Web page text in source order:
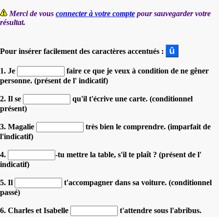
Merci de vous connecter à votre compte pour sauvegarder votre
résultat.
Pour insérer facilement des caractères accentués :
1. Je
faire ce que je veux à condition de ne gêner
personne. (présent de l' indicatif)
2. Il se
qu'il t'écrive une carte. (conditionnel
présent)
3. Magalie
très bien le comprendre. (imparfait de
l'indicatif)
4.
-tu mettre la table, s'il te plaît ? (présent de l'
indicatif)
5. Il
t'accompagner dans sa voiture. (conditionnel
passé)
6. Charles et Isabelle
t'attendre sous l'abribus.